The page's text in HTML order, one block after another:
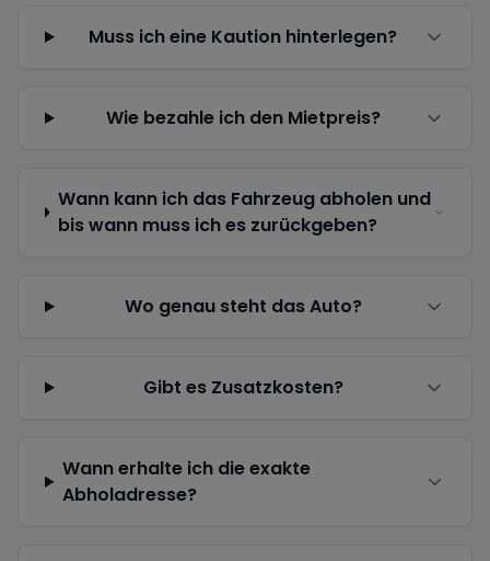
Muss ich eine Kaution hinterlegen?
Wie bezahle ich den Mietpreis?
Wann kann ich das Fahrzeug abholen und
bis wann muss ich es zurückgeben?
Wo genau steht das Auto?
Gibt es Zusatzkosten?
Wann erhalte ich die exakte
Abholadresse?